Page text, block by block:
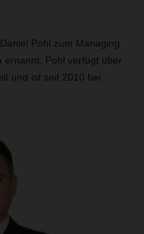
Pohl zum Managing
ernannt. Pohl verfügt über
und ist seit 2010 bei